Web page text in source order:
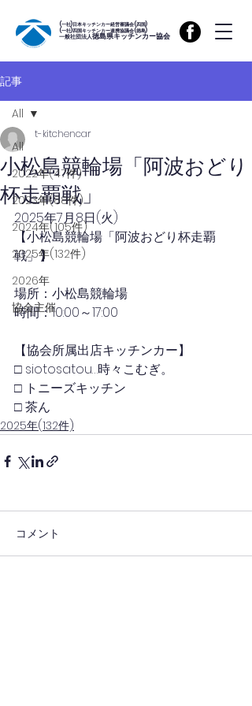
(一社)日本キッチンカー経営審議会(四国)
(一社)四国キッチンカー連携協議会(徳島)
一般社団法人徳島県キッチンカー協会
記事
All
2022年(47件)
2023年(88件)
2024年(105件)
2025年(132件)
2026年
協会主催
All
小松島競輪場「阿波おどり
杯走覇戦」
t-kitchencar
2025年7月8日(火)
【小松島競輪場「阿波おどり杯走覇
戦」】
場所：小松島競輪場
時間：10:00～17:00
【協会所属出店キッチンカー】
□ siotosatou…時々こむぎ。
□ トニーズキッチン
□ 茶ん
2025年(132件)
コメント